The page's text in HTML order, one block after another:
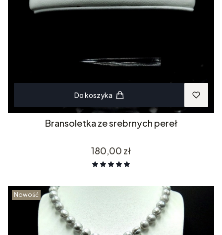
Do koszyka
Bransoletka ze srebrnych pereł
Cena
180,00 zł
Nowość